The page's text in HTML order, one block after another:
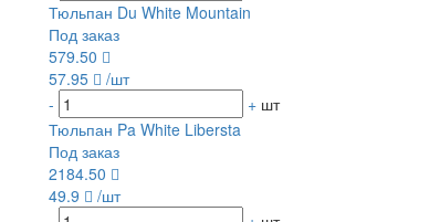
Тюльпан Du White Mountain
Под заказ
579.50
57.95
/шт
-
+ шт
Тюльпан Pa White Libersta
Под заказ
2184.50
49.9
/шт